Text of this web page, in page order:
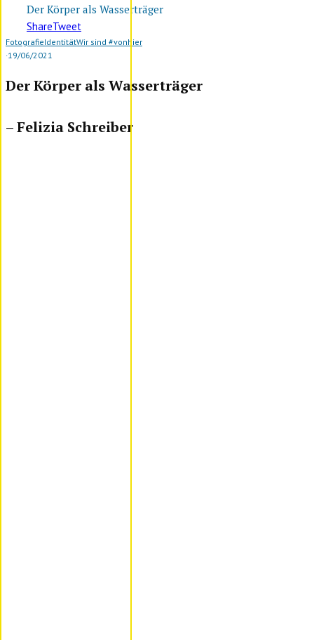
Der Körper als Wasserträger
ShareTweet
FotografieIdentitätWir sind #vonhier
·19/06/2021
Der Körper als Wasserträger
– Felizia Schreiber